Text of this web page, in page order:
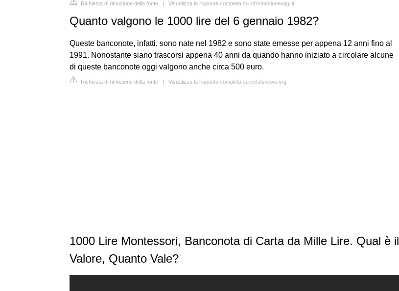
Richiesta di rimozione della fonte | Visualizza la risposta completa su informazioneoggi.it
Quanto valgono le 1000 lire del 6 gennaio 1982?
Queste banconote, infatti, sono nate nel 1982 e sono state emesse per appena 12 anni fino al
1991. Nonostante siano trascorsi appena 40 anni da quando hanno iniziato a circolare alcune
di queste banconote oggi valgono anche circa 500 euro.
Richiesta di rimozione della fonte | Visualizza la risposta completa su cefalunews.org
1000 Lire Montessori, Banconota di Carta da Mille Lire. Qual è il
Valore, Quanto Vale?